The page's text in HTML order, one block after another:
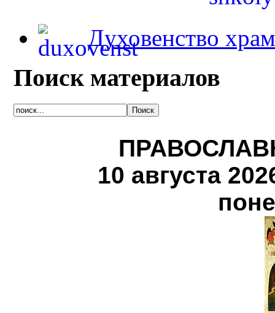
Духовенство
Поиск материалов
10 августа